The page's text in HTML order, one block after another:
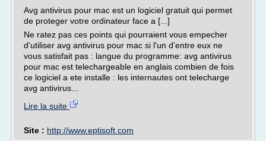
Avg antivirus pour mac est un logiciel gratuit qui permet
de proteger votre ordinateur face a [...]
Ne ratez pas ces points qui pourraient vous empecher
d'utiliser avg antivirus pour mac si l'un d'entre eux ne
vous satisfait pas : langue du programme: avg antivirus
pour mac est telechargeable en anglais combien de fois
ce logiciel a ete installe : les internautes ont telecharge
avg antivirus...
Lire la suite
Site : http://www.eptisoft.com